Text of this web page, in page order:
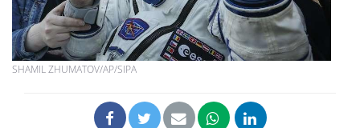
SHAMIL ZHUMATOV/AP/SIPA